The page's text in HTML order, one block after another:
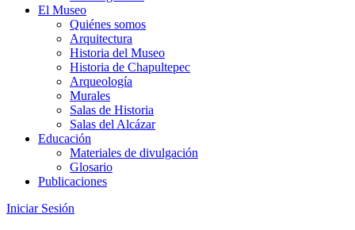
El Museo
Quiénes somos
Arquitectura
Historia del Museo
Historia de Chapultepec
Arqueología
Murales
Salas de Historia
Salas del Alcázar
Educación
Materiales de divulgación
Glosario
Publicaciones
Iniciar Sesión